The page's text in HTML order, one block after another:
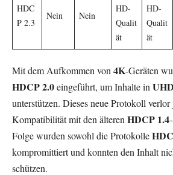
HDC
P 2.3
Nein Nein
HD-
Qualit
ät
HD-
Qualit
ät
Mit dem Aufkommen von 4K-Geräten
HDCP 2.0eingeführt, um Inhalte in UHD
unterstützen. Dieses neue Protokoll
Kompatibilität mit den älteren HDCP 1.4
Folge wurden sowohl die Protokolle
kompromittiert und konnten den Inhalt
schützen.